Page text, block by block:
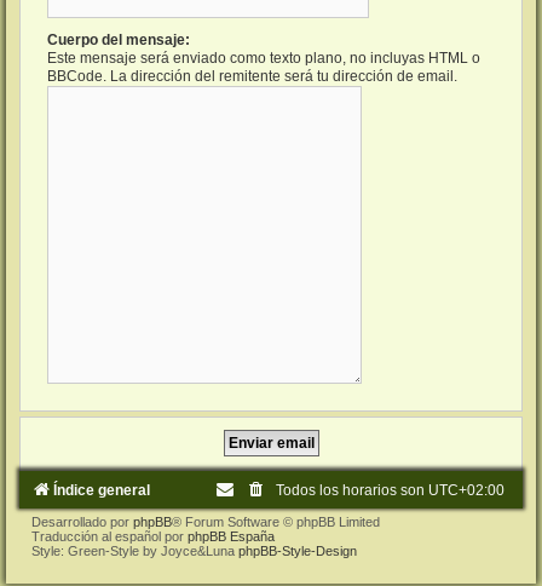
Cuerpo del mensaje:
Este mensaje será enviado como texto plano, no incluyas HTML o
BBCode. La dirección del remitente será tu dirección de email.
Índice general Todos los horarios son UTC+02:00
Desarrollado por phpBB® Forum Software © phpBB Limited
Traducción al español por phpBB España
Style: Green-Style by Joyce&Luna phpBB-Style-Design